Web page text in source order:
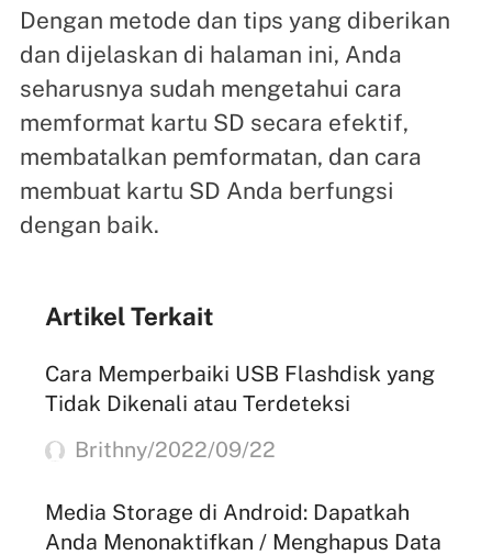
Dengan metode dan tips yang diberikan
dan dijelaskan di halaman ini, Anda
seharusnya sudah mengetahui cara
memformat kartu SD secara efektif,
membatalkan pemformatan, dan cara
membuat kartu SD Anda berfungsi
dengan baik.
Artikel Terkait
Cara Memperbaiki USB Flashdisk yang
Tidak Dikenali atau Terdeteksi
Brithny/2022/09/22
Media Storage di Android: Dapatkah
Anda Menonaktifkan / Menghapus Data